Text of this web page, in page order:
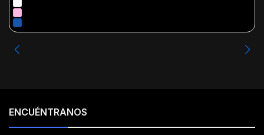
ENCUÉNTRANOS